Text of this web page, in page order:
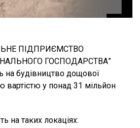
ПІДПРИЄМСТВО
ГОСПОДАРСТВА”
на будівництво дощової
вартістю у понад 31 мільйон
на таких локаціях: